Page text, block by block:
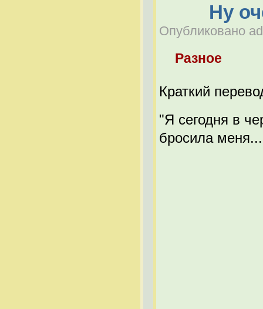
Ну
Опубликовано
Разное
Краткий
"Я сегодня в
бросила